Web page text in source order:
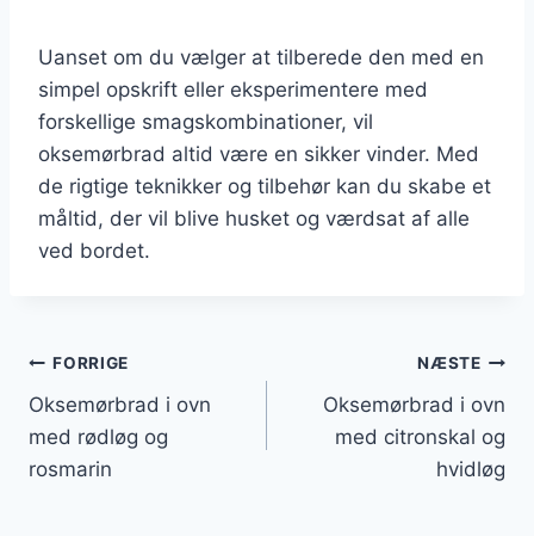
Uanset om du vælger at tilberede den med en
simpel opskrift eller eksperimentere med
forskellige smagskombinationer, vil
oksemørbrad altid være en sikker vinder. Med
de rigtige teknikker og tilbehør kan du skabe et
måltid, der vil blive husket og værdsat af alle
ved bordet.
Indlægsnavigation
FORRIGE
Oksemørbrad i ovn
med rødløg og
rosmarin
NÆSTE
Oksemørbrad i ovn
med citronskal og
hvidløg